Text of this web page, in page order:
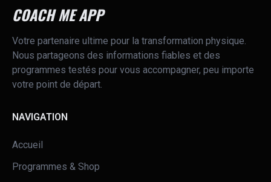
SEMAINES - EDITION 2022
VOIR LE PROGRAMME
COACH ME APP
Votre partenaire ultime pour la transformation physique.
Nous partageons des informations fiables et des
programmes testés pour vous accompagner, peu importe
votre point de départ.
NAVIGATION
Accueil
Programmes & Shop